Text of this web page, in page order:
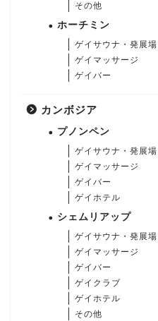
その他
ホーチミン
ゲイサウナ・発展場
ゲイマッサージ
ゲイバー
カンボジア
プノンペン
ゲイサウナ・発展場
ゲイマッサージ
ゲイバー
ゲイホテル
シェムリアップ
ゲイサウナ・発展場
ゲイマッサージ
ゲイバー
ゲイクラブ
ゲイホテル
その他